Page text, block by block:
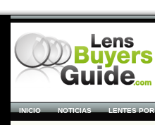
INICIO NOTICIAS LENTES POR